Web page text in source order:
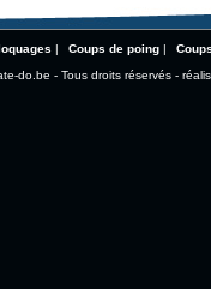
| Coups de poing|
do.be - Tous droits réservés -